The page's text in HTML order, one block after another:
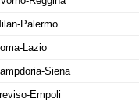
Palermo
Lazio
Siena
Empoli